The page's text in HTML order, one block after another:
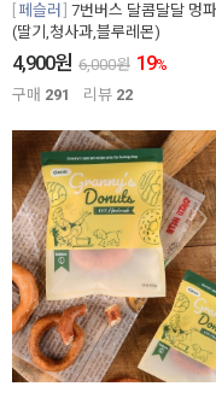
페슬러
7번버스 달콤달달 멍
(딸기,청사과,블루레몬)
4,900원 6,000원 19%
구매 291 리뷰 22